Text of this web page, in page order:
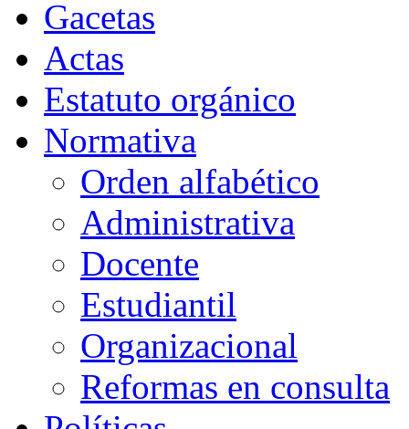
Gacetas
Actas
Estatuto orgánico
Normativa
Orden alfabético
Administrativa
Docente
Estudiantil
Organizacional
Reformas en consulta